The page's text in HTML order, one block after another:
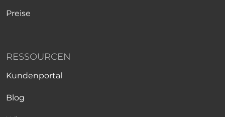
Preise
RESSOURCEN
Kundenportal
Blog